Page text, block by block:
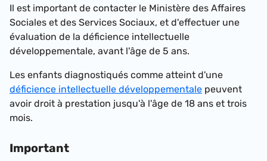
Il est important de contacter le Ministère des Affaires
Sociales et des Services Sociaux, et d'effectuer une
évaluation de la déficience intellectuelle
développementale, avant l'âge de 5 ans.
Les enfants diagnostiqués comme atteint d'une
déficience intellectuelle développementale peuvent
avoir droit à prestation jusqu'à l'âge de 18 ans et trois
mois.
Important